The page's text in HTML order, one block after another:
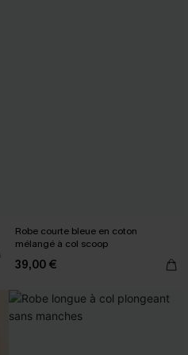
Robe courte bleue en coton
mélangé à col scoop
39,00 €